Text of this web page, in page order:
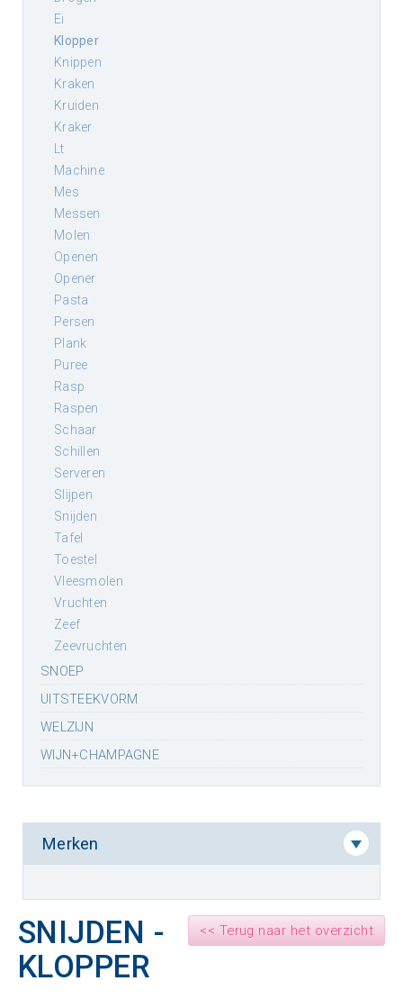
ei
klopper
knippen
kraken
kruiden
kraker
lt
machine
mes
messen
molen
openen
opener
pasta
persen
plank
puree
rasp
raspen
schaar
schillen
serveren
slijpen
snijden
tafel
toestel
vleesmolen
vruchten
zeef
zeevruchten
SNOEP
UITSTEEKVORM
WELZIJN
WIJN+CHAMPAGNE
Merken
<< Terug naar het overzicht
SNIJDEN -
KLOPPER